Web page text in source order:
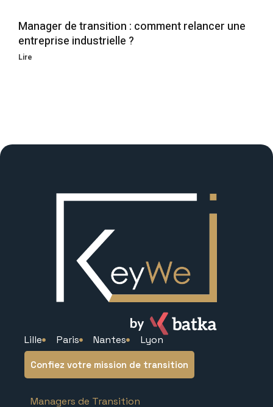
Manager de transition : comment relancer une
entreprise industrielle ?
Lire
Lille Paris Nantes Lyon
Confiez votre mission de transition
Managers de Transition